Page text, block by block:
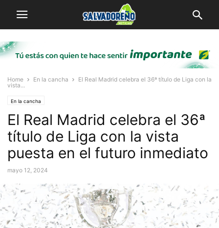
Home En la cancha
El Real Madrid celebra el 36ª título de Liga con la
vista...
En la cancha
El Real Madrid celebra el 36ª
título de Liga con la vista
puesta en el futuro inmediato
mayo 12, 2024